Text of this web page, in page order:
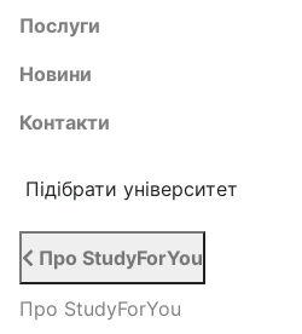
Послуги
Новини
Контакти
Підібрати університет
Про StudyForYou
Про StudyForYou